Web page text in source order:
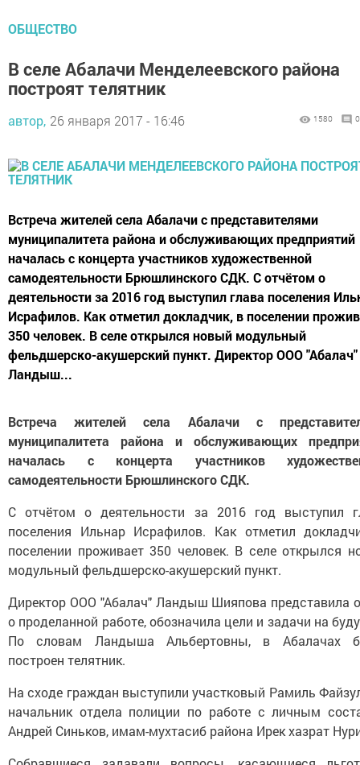
ОБЩЕСТВО
В селе Абалачи Менделеевского района
построят телятник
автор, 26 января 2017 - 16:46 1580 0
Встреча жителей села Абалачи с представителями
муниципалитета района и обслуживающих предприятий
началась с концерта участников художественной
самодеятельности Брюшлинского СДК. С отчётом о
деятельности за 2016 год выступил глава поселения
Исрафилов. Как отметил докладчик, в поселении
350 человек. В селе открылся новый модульный
фельдшерско-акушерский пункт. Директор ООО "Абалач"
Ландыш...
Встреча жителей села Абалачи с
муниципалитета района и обслуживающих
началась с концерта участников
самодеятельности Брюшлинского СДК.
С отчётом о деятельности за 2016 год выступил
поселения Ильнар Исрафилов. Как отметил
поселении проживает 350 человек. В селе открылся
модульный фельдшерско-акушерский пункт.
Директор ООО "Абалач" Ландыш Шияпова представила
о проделанной работе, обозначила цели и задачи на
По словам Ландыша Альбертовны, в Абалачах
построен телятник.
На сходе граждан выступили участковый Рамиль
начальник отдела полиции по работе с личным
Андрей Синьков, имам-мухтасиб района Ирек хазрат